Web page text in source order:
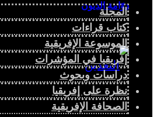
دوّامة الديون
المجلة
كتاب قراءات
الموسوعة الإفريقية
إفريقيا في المؤشرات
دراسات وبحوث
نظرة على إفريقيا
الصحافة الإفريقية